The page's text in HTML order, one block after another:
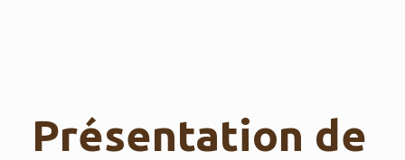
Présentation de